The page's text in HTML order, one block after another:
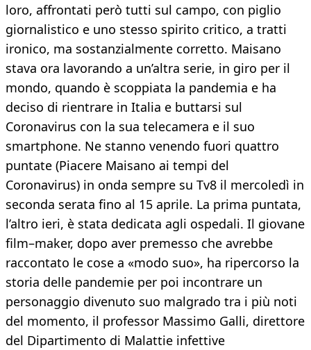
loro, affrontati però tutti sul campo, con piglio
giornalistico e uno stesso spirito critico, a tratti
ironico, ma sostanzialmente corretto. Maisano
stava ora lavorando a un’altra serie, in giro per il
mondo, quando è scoppiata la pandemia e ha
deciso di rientrare in Italia e buttarsi sul
Coronavirus con la sua telecamera e il suo
smartphone. Ne stanno venendo fuori quattro
puntate (Piacere Maisano ai tempi del
Coronavirus) in onda sempre su Tv8 il mercoledì in
seconda serata fino al 15 aprile. La prima puntata,
l’altro ieri, è stata dedicata agli ospedali. Il giovane
film–maker, dopo aver premesso che avrebbe
raccontato le cose a «modo suo», ha ripercorso la
storia delle pandemie per poi incontrare un
personaggio divenuto suo malgrado tra i più noti
del momento, il professor Massimo Galli, direttore
del Dipartimento di Malattie infettive